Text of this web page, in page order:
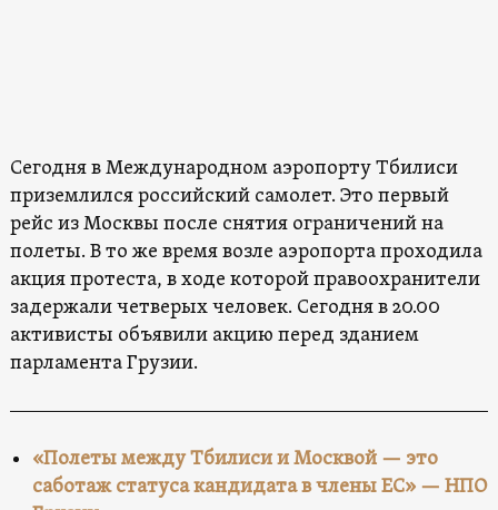
Сегодня в Международном аэропорту Тбилиси
приземлился российский самолет. Это первый
рейс из Москвы после снятия ограничений на
полеты. В то же время возле аэропорта проходила
акция протеста, в ходе которой правоохранители
задержали четверых человек. Сегодня в 20.00
активисты объявили акцию перед зданием
парламента Грузии.
«Полеты между Тбилиси и Москвой — это
саботаж статуса кандидата в члены ЕС» — НПО